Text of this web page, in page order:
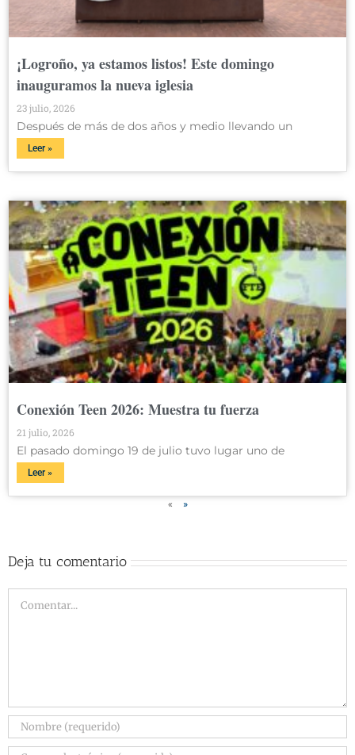
¡Logroño, ya estamos listos! Este domingo
inauguramos la nueva iglesia
23 julio, 2026
Después de más de dos años y medio llevando un
Leer »
Conexión Teen 2026: Muestra tu fuerza
21 julio, 2026
El pasado domingo 19 de julio tuvo lugar uno de
Leer »
« »
Deja tu comentario